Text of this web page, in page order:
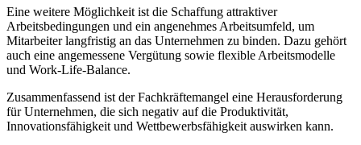
Eine weitere Möglichkeit ist die Schaffung attraktiver
Arbeitsbedingungen und ein angenehmes Arbeitsumfeld, um
Mitarbeiter langfristig an das Unternehmen zu binden. Dazu gehört
auch eine angemessene Vergütung sowie flexible Arbeitsmodelle
und Work-Life-Balance.
Zusammenfassend ist der Fachkräftemangel eine Herausforderung
für Unternehmen, die sich negativ auf die Produktivität,
Innovationsfähigkeit und Wettbewerbsfähigkeit auswirken kann.